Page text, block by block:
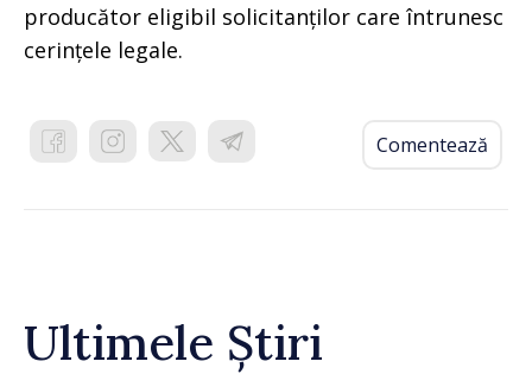
producător eligibil solicitanților care întrunesc
cerințele legale.
Comentează
Ultimele Știri